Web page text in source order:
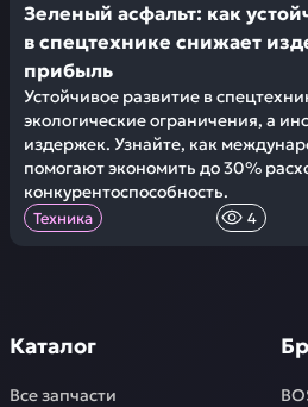
Зеленый асфальт: как
в спецтехнике снижает
прибыль
Устойчивое развитие в
экологические ограничения, а
издержек. Узнайте, как
помогают экономить до 30%
конкурентоспособность.
Техника 4
Каталог
Все запчасти